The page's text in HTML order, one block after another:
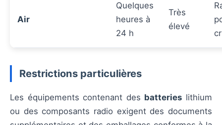
Air
Quelques
heures à
24 h
Très
élevé
Restrictions particulières
Les équipements contenant des batteries lithium
ou des composants radio exigent des documents